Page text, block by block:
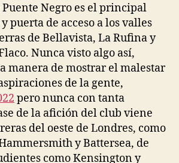
Negro es el principal
puerta de acceso a los valles
de Bellavista, La Rufina y
Nunca visto algo así,
manera de mostrar el malestar
de la gente,
pero nunca con tanta
de la afición del club viene
del oeste de Londres, como
y Battersea, de
como Kensington y